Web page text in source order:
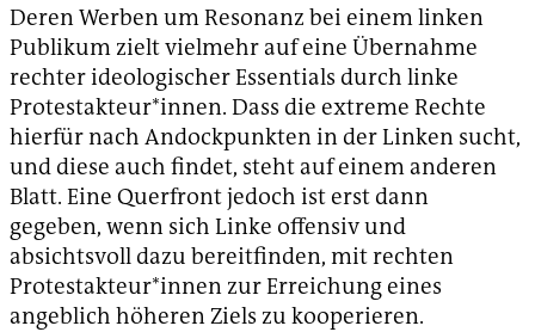
Deren Werben um Resonanz bei einem linken
Publikum zielt vielmehr auf eine Übernahme
rechter ideologischer Essentials durch linke
Protestakteur*innen. Dass die extreme Rechte
hierfür nach Andockpunkten in der Linken sucht,
und diese auch findet, steht auf einem anderen
Blatt. Eine Querfront jedoch ist erst dann
gegeben, wenn sich Linke offensiv und
absichtsvoll dazu bereitfinden, mit rechten
Protestakteur*innen zur Erreichung eines
angeblich höheren Ziels zu kooperieren.